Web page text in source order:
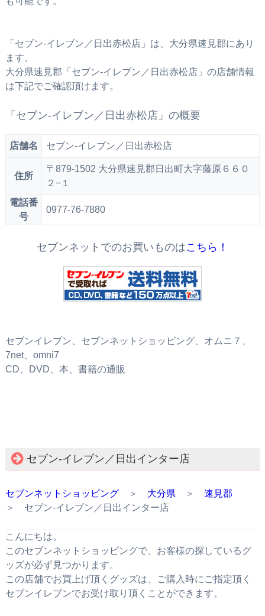
「セブン‐イレブン／日出赤松店」は、大分県速見郡にあり
ます。
大分県速見郡「セブン‐イレブン／日出赤松店」の店舗情報
は下記でご確認頂けます。
「セブン‐イレブン／日出赤松店」の概要
店舗名 セブン‐イレブン／日出赤松店
住所
〒879-1502 大分県速見郡日出町大字藤原６６０
２−１
電話番
号
0977-76-7880
セブンネットでのお買いものはこちら！
セブンイレブン、セブンネットショッピング、オムニ７、
7net、omni7
CD、DVD、本、書籍の通販
セブン‐イレブン／日出インター店
セブンネットショッピング＞ 大分県 ＞ 速見郡
＞ セブン‐イレブン／日出インター店
こんにちは。
このセブンネットショッピングで、お客様の探しているグ
ッズが必ず見つかります。
この店舗でお買上げ頂くグッズは、ご購入時にご指定頂く
セブンイレブンでお受け取り頂くことができます。